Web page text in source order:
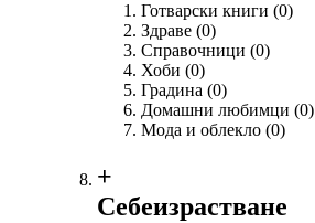
Готварски книги (0)
Здраве (0)
Справочници (0)
Хоби (0)
Градина (0)
Домашни любимци (0)
Мода и облекло (0)
+
Себеизрастване